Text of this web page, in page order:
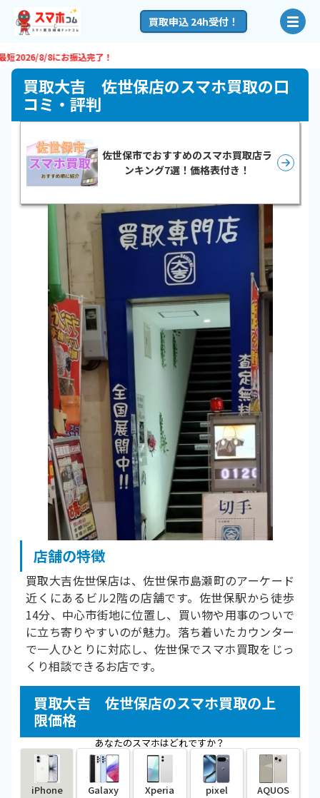
買取申込 24h受付！
8/8にお振込完了！
買取大吉 佐世保店のスマホ買取の口
コミ・評判
店舗の特徴
買取大吉佐世保店は、佐世保市島瀬町のアーケード
近くにあるビル2階の店舗です。佐世保駅から徒歩
14分、中心市街地に位置し、買い物や用事のついで
に立ち寄りやすいのが魅力。落ち着いたカウンター
で一人ひとりに対応し、佐世保でスマホ買取をじっ
くり相談できるお店です。
佐世保市でおすすめのスマホ買取店ラ
ンキング7選！価格表付き！
買取大吉 佐世保店のスマホ買取の上
限価格
あなたのスマホはどれですか？
iPhone Galaxy Xperia pixel AQUOS